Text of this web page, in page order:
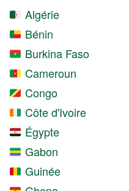
Algérie
Bénin
Burkina Faso
Cameroun
Congo
Côte d'Ivoire
Égypte
Gabon
Guinée